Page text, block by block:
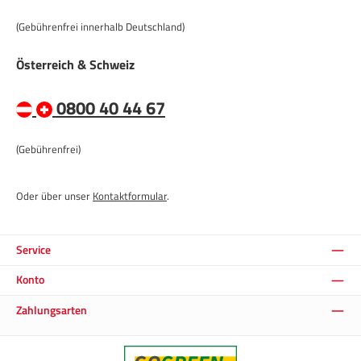
(Gebührenfrei innerhalb Deutschland)
Österreich & Schweiz
0800 40 44 67
(Gebührenfrei)
Oder über unser Kontaktformular.
Service
Konto
Zahlungsarten